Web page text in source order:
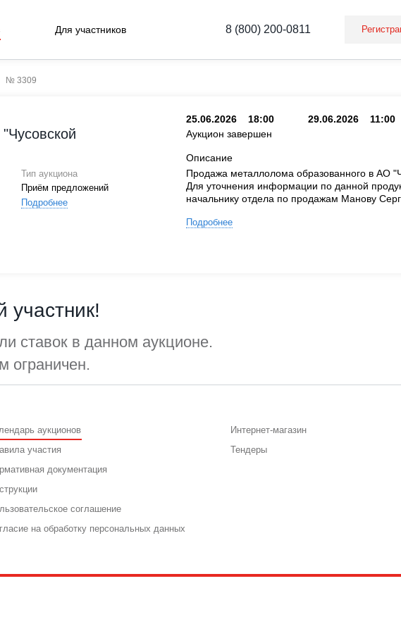
Для участников 8 (800) 200-0811
№ 3309
Тип аукциона
Приём предложений
Подробнее
25.06.2026 18:00 29.06.2026
11:00
Аукцион завершен
Описание
Продажа металлолома образованного в АО
Для уточнения информации по данной
начальнику отдела по продажам Манову
Подробнее
ставок в данном аукционе.
ограничен.
аукционов
участия
документация
соглашение
на обработку персональных данных
Интернет-магазин
Тендеры